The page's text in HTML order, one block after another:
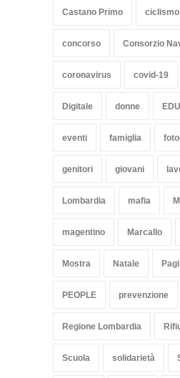
Castano Primo ciclismo
concorso Consorzio
coronavirus covid-19
Digitale donne
eventi famiglia
genitori giovani
Lombardia mafia
magentino Marcallo
Mostra Natale
PEOPLE prevenzione
Regione Lombardia
Scuola solidarietà